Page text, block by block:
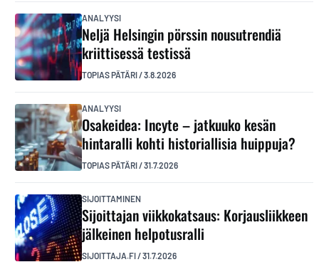
ANALYYSI
Neljä Helsingin pörssin nousutrendiä
kriittisessä testissä
TOPIAS PÄTÄRI/3.8.2026
ANALYYSI
Osakeidea: Incyte – jatkuuko kesän
hintaralli kohti historiallisia huippuja?
TOPIAS PÄTÄRI/31.7.2026
SIJOITTAMINEN
Sijoittajan viikkokatsaus: Korjausliikkeen
jälkeinen helpotusralli
SIJOITTAJA.FI/31.7.2026